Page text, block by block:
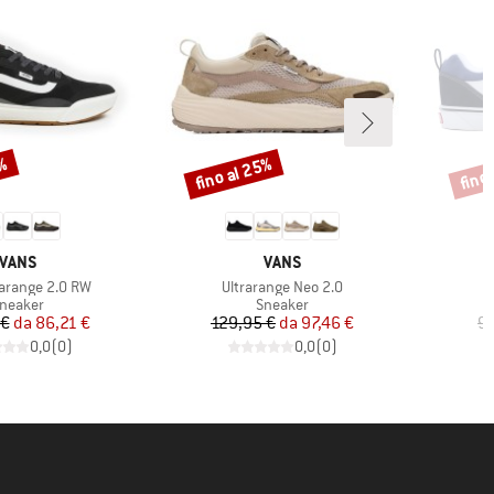
MARCHIO
VANS
2.0 RW
di prodotti
Prezzo
Prezzo ridotto
da 86,21 €
0,0(0)
MARCHIO
VANS
Articolo
Ultrarange Neo 2.0
Gruppo di prodotti
Sneaker
Prezzo
129,95 € Prezzo ridotto
da 97,46 €
0,0(0)
Sconto
fino al 25% fino